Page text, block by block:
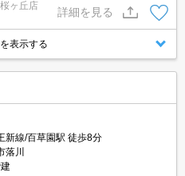
ヶ丘店
詳細を見る
表示する
新線/百草園駅 徒歩8分
落川